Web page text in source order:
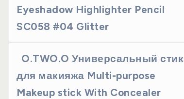
Eyeshadow Highlighter Pencil
SC058 #04 Glitter
O.TWO.O Универсальный стик
для макияжа Multi-purpose
Makeup stick With Concealer